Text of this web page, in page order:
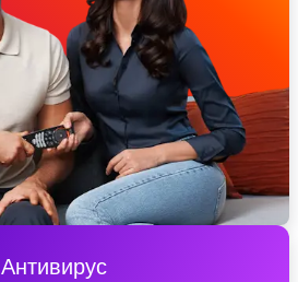
Антивирус